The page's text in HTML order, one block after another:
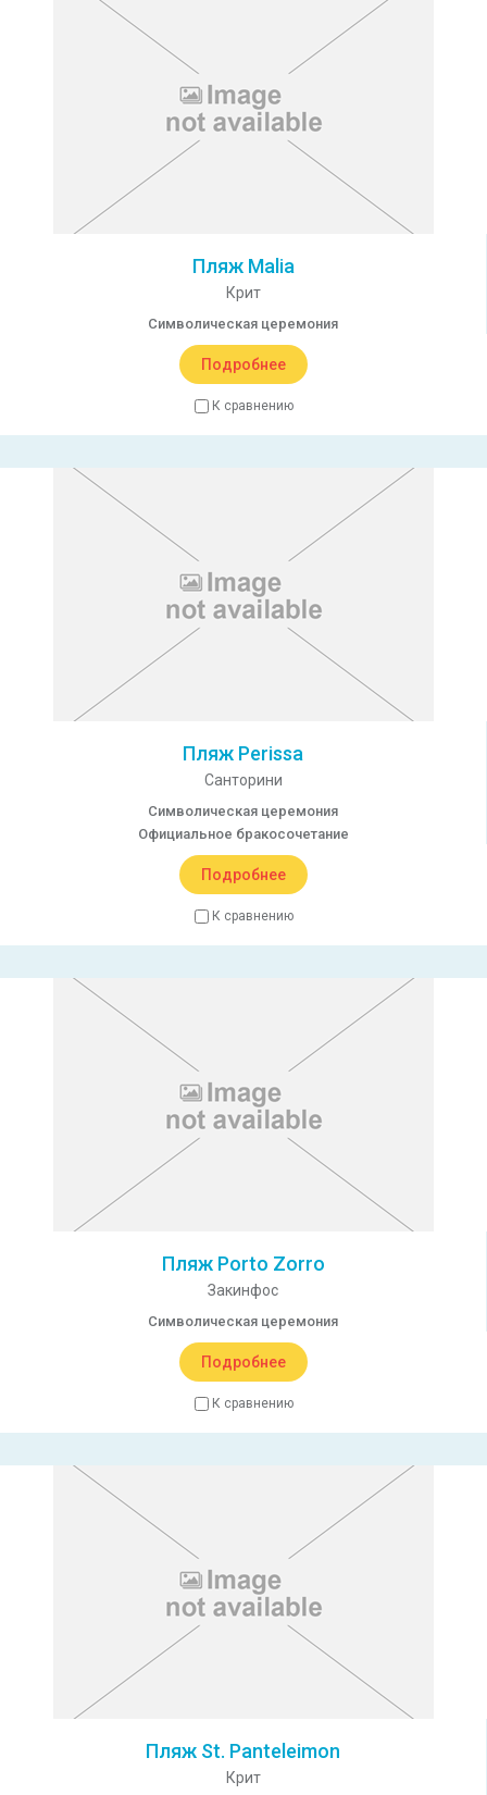
Пляж Malia
Крит
Символическая церемония
Подробнее
К сравнению
Пляж Perissa
Санторини
Символическая церемония
Официальное бракосочетание
Подробнее
К сравнению
Пляж Porto Zorro
Закинфос
Символическая церемония
Подробнее
К сравнению
Пляж St. Panteleimon
Крит